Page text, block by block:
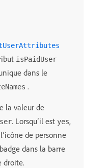
isPaidUser
dans le
.
la valeur de
. Lorsqu’il est yes,
de personne
dans la barre
droite.